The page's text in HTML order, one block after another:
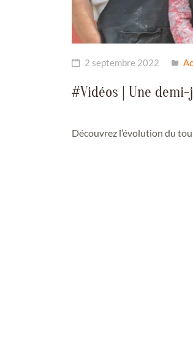
2 septembre 2022
#Vidéos | Une
Découvrez l’évolution du